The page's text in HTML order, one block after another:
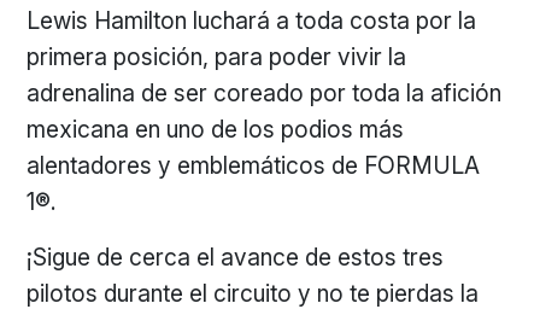
Lewis Hamilton luchará a toda costa por la
primera posición, para poder vivir la
adrenalina de ser coreado por toda la afición
mexicana en uno de los podios más
alentadores y emblemáticos de FORMULA
1®.
¡Sigue de cerca el avance de estos tres
pilotos durante el circuito y no te pierdas la